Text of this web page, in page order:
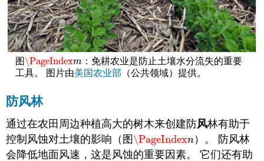
图\PageIndexm
\PageIndexm ：免耕农业是防止土壤水分流失的重要
工具。 图片由美国农业部 （公共领域）提供。
防风林
通过在农田周边种植高大的树木来创建防风林有助于
控制风蚀对土壤的影响（图 \PageIndexn
\PageIndexn ）。 防风林
会降低地面风速，这是风蚀的重要因素。 它们还有助